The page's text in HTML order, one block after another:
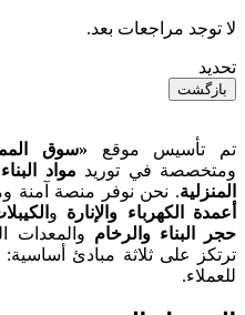
لا توجد مراجعات بعد.
تحديد
بازگشت
تم تأسيس موقع «سوق
ومتخصصة في توريد مواد
المنزلية. نحن نوفر منصة آمنة
أعمدة الكهرباء والإنارة و
حجر البناء والرخام والمعدات
ترتكز على ثلاثة مبادئ
للعملاء.